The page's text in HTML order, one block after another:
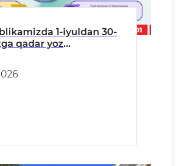
1-iyuldan 30-
qadar yoz
60 kun” profilaktik
o‘tkaziladi